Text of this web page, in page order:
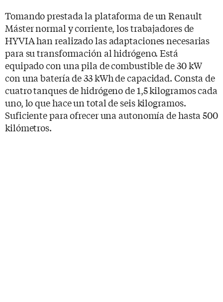
Tomando prestada la plataforma de un Renault
Máster normal y corriente, los trabajadores de
HYVIA han realizado las adaptaciones necesarias
para su transformación al hidrógeno. Está
equipado con una pila de combustible de 30 kW
con una batería de 33 kWh de capacidad. Consta de
cuatro tanques de hidrógeno de 1,5 kilogramos cada
uno, lo que hace un total de seis kilogramos.
Suficiente para ofrecer una autonomía de hasta 500
kilómetros.